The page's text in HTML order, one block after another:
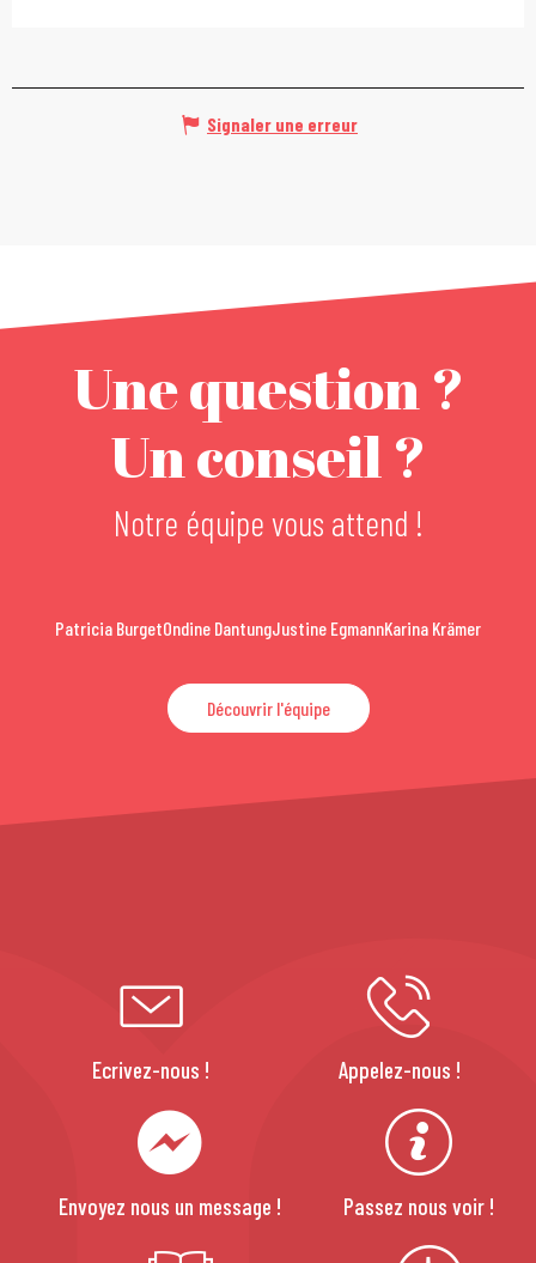
Signaler une erreur
Une question ?
Un conseil ?
Notre équipe vous attend !
Patricia BurgetOndine DantungJustine EgmannKarina Krämer
Découvrir l'équipe
Ecrivez-nous ! Appelez-nous !
Envoyez nous un message ! Passez nous voir !